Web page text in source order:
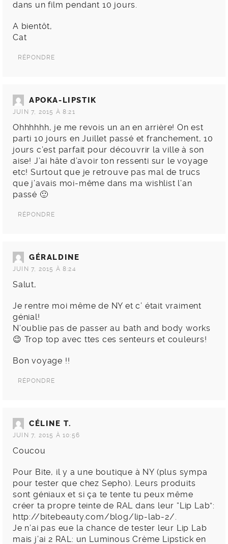
dans un film pendant 10 jours.
A bientôt,
Cat
RÉPONDRE
APOKA-LIPSTIK
JUIN 7, 2015 À 8:21
Ohhhhhh, je me revois un an en arrière! On est
parti 10 jours en Juillet passé et franchement, 10
jours c’est parfait pour découvrir la ville à son
aise! J’ai hâte d’avoir ton ressenti sur le voyage
etc! Surtout que je retrouve pas mal de trucs
que j’avais moi-même dans ma wishlist l’an
passé 🙂
RÉPONDRE
GÉRALDINE
JUIN 7, 2015 À 8:24
Salut,
Je rentre moi même de NY et c’ était vraiment
génial!
N’oublie pas de passer au bath and body works
😉 Trop top avec ttes ces senteurs et couleurs!
Bon voyage !!
RÉPONDRE
CÉLINE T.
JUIN 7, 2015 À 10:56
Coucou
Pour Bite, il y a une boutique à NY (plus sympa
pour tester que chez Sepho). Leurs produits
sont géniaux et si ça te tente tu peux même
créer ta propre teinte de RAL dans leur “Lip Lab”:
http://bitebeauty.com/blog/lip-lab-2/.
Je n’ai pas eue la chance de tester leur Lip Lab
mais j’ai 2 RAL: un Luminous Crème Lipstick en